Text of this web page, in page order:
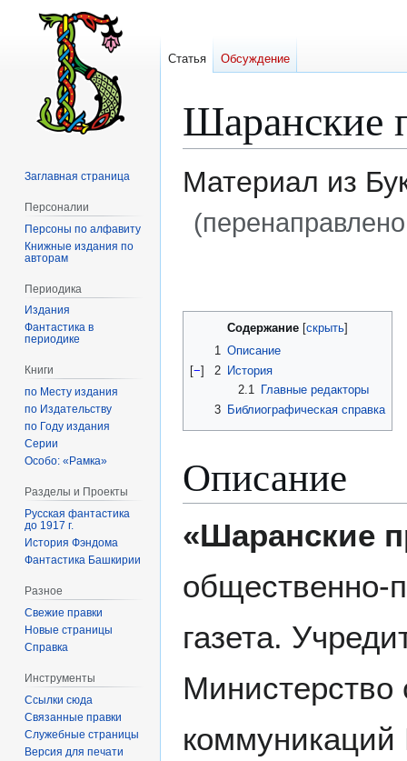
Шаранские
Материал из
Содержание
1 Описание
[−] 2
История
2.1
Главные редакторы
3
Библиографическая справка
Описание
«Шаранские
общественно-
газета.
Министерство
коммуникаций
Статья Обсуждение
Заглавная страница
Персоналии
Персоны по алфавиту
Книжные издания по
авторам
Периодика
Издания
Фантастика в
периодике
Книги
по Месту издания
по Издательству
по Году издания
Серии
Особо: «Рамка»
Разделы и Проекты
Русская фантастика
до 1917 г.
История Фэндома
Фантастика Башкирии
Разное
Свежие правки
Новые страницы
Справка
Инструменты
Ссылки сюда
Связанные правки
Служебные страницы
Версия для печати